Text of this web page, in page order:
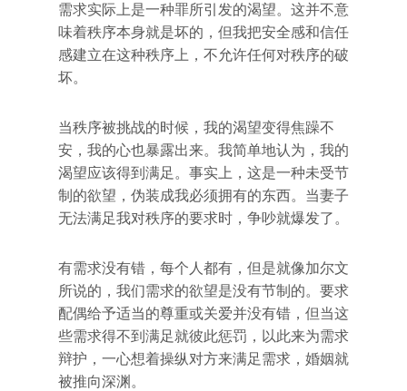
需求实际上是一种罪所引发的渴望。这并不意
味着秩序本身就是坏的，但我把安全感和信任
感建立在这种秩序上，不允许任何对秩序的破
坏。
当秩序被挑战的时候，我的渴望变得焦躁不
安，我的心也暴露出来。我简单地认为，我的
渴望应该得到满足。事实上，这是一种未受节
制的欲望，伪装成我必须拥有的东西。当妻子
无法满足我对秩序的要求时，争吵就爆发了。
有需求没有错，每个人都有，但是就像加尔文
所说的，我们需求的欲望是没有节制的。要求
配偶给予适当的尊重或关爱并没有错，但当这
些需求得不到满足就彼此惩罚，以此来为需求
辩护，一心想着操纵对方来满足需求，婚姻就
被推向深渊。